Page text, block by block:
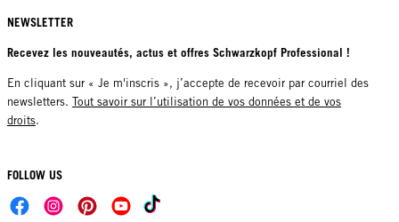
NEWSLETTER
Recevez les nouveautés, actus et offres Schwarzkopf Professional !
En cliquant sur « Je m'inscris », j’accepte de recevoir par courriel des
newsletters. Tout savoir sur l’utilisation de vos données et de vos
droits.
FOLLOW US